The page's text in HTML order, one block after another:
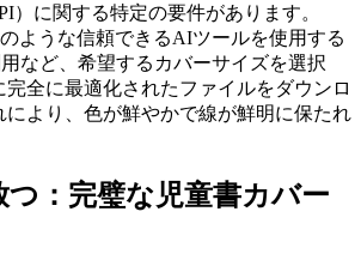
）に関する特定の要件があります。
のような信頼できるAIツールを使用する
など、希望するカバーサイズを選択
完全に最適化されたファイルをダウンロ
により、色が鮮やかで線が鮮明に保たれ
つ：完璧な児童書カバー